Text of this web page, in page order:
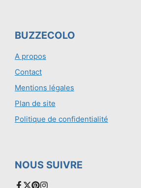
BUZZECOLO
A propos
Contact
Mentions légales
Plan de site
Politique de confidentialité
NOUS SUIVRE